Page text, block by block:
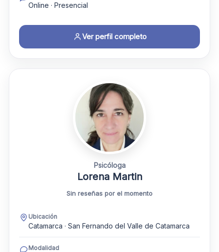
Online · Presencial
Ver perfil completo
Psicóloga
Lorena Martin
Sin reseñas por el momento
Ubicación
Catamarca · San Fernando del Valle de Catamarca
Modalidad